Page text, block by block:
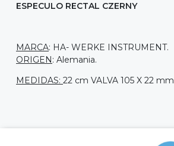
ESPECULO RECTAL CZERNY
MARCA: HA- WERKE INSTRUMENT.
ORIGEN: Alemania.
MEDIDAS: 22 cm VALVA 105 X 22 mm